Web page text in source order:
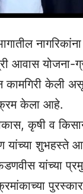
आवास योजना-
कामगिरी केली
केला आहे.
कृषी व
यांच्या शुभहस्ते
यांच्या